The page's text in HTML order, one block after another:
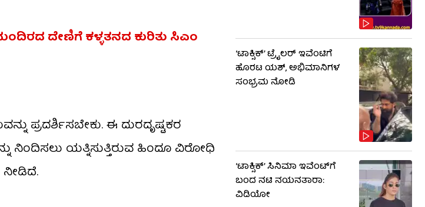
ದೇಣಿಗೆ ಕಳ್ಳತನದ ಕುರಿತು ಸಿಎಂ
ಪ್ರದರ್ಶಿಸಬೇಕು. ಈ ದುರದೃಷ್ಟಕರ
ನಿಂದಿಸಲು ಯತ್ನಿಸುತ್ತಿರುವ ಹಿಂದೂ ವಿರೋಧಿ
ನೀಡಿದೆ.
‘ಟಾಕ್ಸಿಕ್’ ಟ್ರೈಲರ್ ಇವೆಂಟಿಗೆ
ಹೊರಟ ಯಶ್, ಅಭಿಮಾನಿಗಳ
ಸಂಭ್ರಮ ನೋಡಿ
‘ಟಾಕ್ಸಿಕ್’ ಸಿನಿಮಾ ಇವೆಂಟ್​​ಗೆ
ಬಂದ ನಟಿ ನಯನತಾರಾ:
ವಿಡಿಯೋ